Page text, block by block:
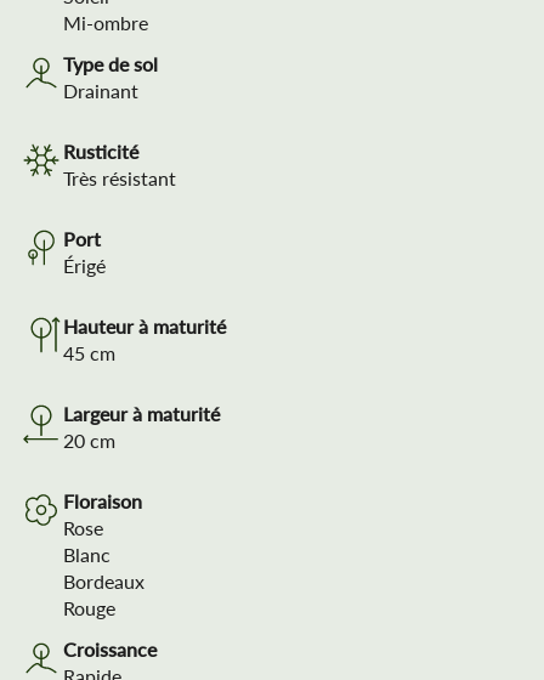
Mi-ombre
Type de sol
Drainant
Rusticité
Très résistant
Port
Érigé
Hauteur à maturité
45 cm
Largeur à maturité
20 cm
Floraison
Rose
Blanc
Bordeaux
Rouge
Croissance